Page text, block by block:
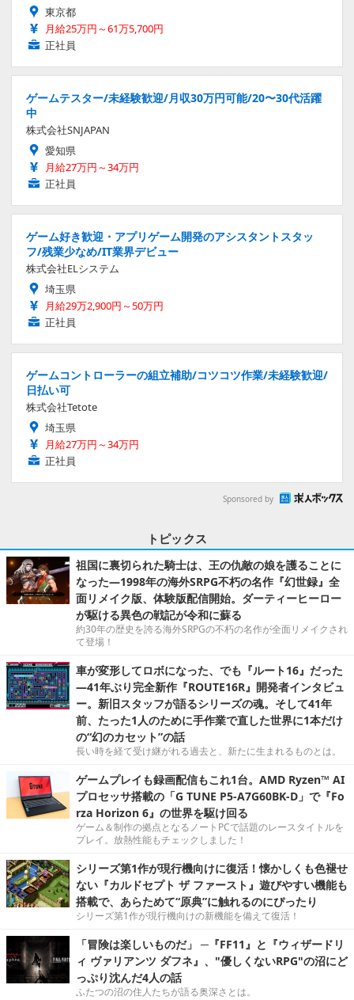
東京都
月給25万円～61万5,700円
正社員
ゲームテスター/未経験歓迎/月収30万円可能/20〜30代活躍
中
株式会社SNJAPAN
愛知県
月給27万円～34万円
正社員
ゲーム好き歓迎・アプリゲーム開発のアシスタントスタッ
フ/残業少なめ/IT業界デビュー
株式会社ELシステム
埼玉県
月給29万2,900円～50万円
正社員
ゲームコントローラーの組立補助/コツコツ作業/未経験歓迎/
日払い可
株式会社Tetote
埼玉県
月給27万円～34万円
正社員
Sponsored by
トピックス
祖国に裏切られた騎士は、王の仇敵の娘を護ることに
なった―1998年の海外SRPG不朽の名作『幻世録』全
面リメイク版、体験版配信開始。ダーティーヒーロー
が駆ける異色の戦記が令和に蘇る
約30年の歴史を誇る海外SRPGの不朽の名作が全面リメイクされ
て登場！
車が変形してロボになった、でも『ルート16』だった
―41年ぶり完全新作『ROUTE16R』開発者インタビュ
ー。新旧スタッフが語るシリーズの魂。そして41年
前、たった1人のために手作業で直した世界に1本だけ
の“幻のカセット”の話
長い時を経て受け継がれる過去と、新たに生まれるものとは。
ゲームプレイも録画配信もこれ1台。AMD Ryzen™ AI
プロセッサ搭載の「G TUNE P5-A7G60BK-D」で『Fo
rza Horizon 6』の世界を駆け回る
ゲーム＆制作の拠点となるノートPCで話題のレースタイトルを
プレイ。放熱性能もチェックしました！
シリーズ第1作が現行機向けに復活！懐かしくも色褪せ
ない『カルドセプト ザ ファースト』遊びやすい機能も
搭載で、あらためて“原典”に触れるのにぴったり
シリーズ第1作が現行機向けの新機能を備えて復活！
「冒険は楽しいものだ」 ─『FF11』と『ウィザードリ
ィ ヴァリアンツ ダフネ』、"優しくないRPG"の沼にど
っぷり沈んだ4人の話
ふたつの沼の住人たちが語る奥深さとは。